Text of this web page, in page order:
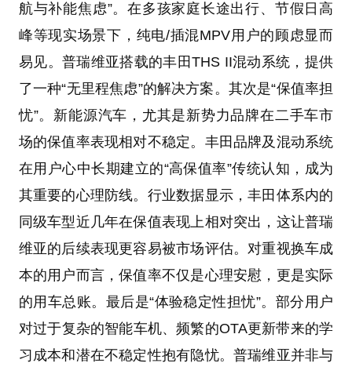
航与补能焦虑”。在多孩家庭长途出行、节假日高
峰等现实场景下，纯电/插混MPV用户的顾虑显而
易见。普瑞维亚搭载的丰田THS II混动系统，提供
了一种“无里程焦虑”的解决方案。其次是“保值率担
忧”。新能源汽车，尤其是新势力品牌在二手车市
场的保值率表现相对不稳定。丰田品牌及混动系统
在用户心中长期建立的“高保值率”传统认知，成为
其重要的心理防线。行业数据显示，丰田体系内的
同级车型近几年在保值表现上相对突出，这让普瑞
维亚的后续表现更容易被市场评估。对重视换车成
本的用户而言，保值率不仅是心理安慰，更是实际
的用车总账。最后是“体验稳定性担忧”。部分用户
对过于复杂的智能车机、频繁的OTA更新带来的学
习成本和潜在不稳定性抱有隐忧。普瑞维亚并非与